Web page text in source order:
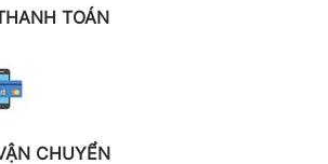
TOÁN
CHUYỂN